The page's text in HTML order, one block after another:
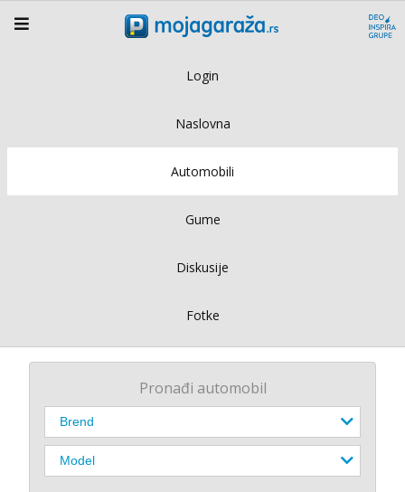
Login
Naslovna
Automobili
Gume
Diskusije
Fotke
Pronađi automobil